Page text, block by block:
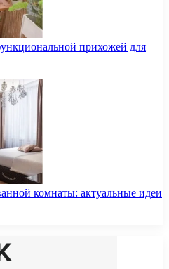
прихожей для
комнаты: актуальные идеи